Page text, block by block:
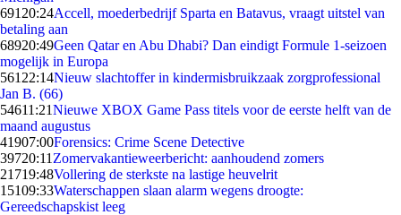
691 20:24Accell, moederbedrijf Sparta en Batavus, vraagt uitstel van
betaling aan
68920:49Geen Qatar en Abu Dhabi? Dan eindigt Formule 1-seizoen
mogelijk in Europa
561 22:14Nieuw slachtoffer in kindermisbruikzaak zorgprofessional
Jan B. (66)
54611:21Nieuwe XBOX Game Pass titels voor de eerste helft van de
maand augustus
41907:00Forensics: Crime Scene Detective
39720:11 Zomervakantieweerbericht: aanhoudend zomers
21719:48Vollering de sterkste na lastige heuvelrit
15109:33Waterschappen slaan alarm wegens droogte:
Gereedschapskist leeg